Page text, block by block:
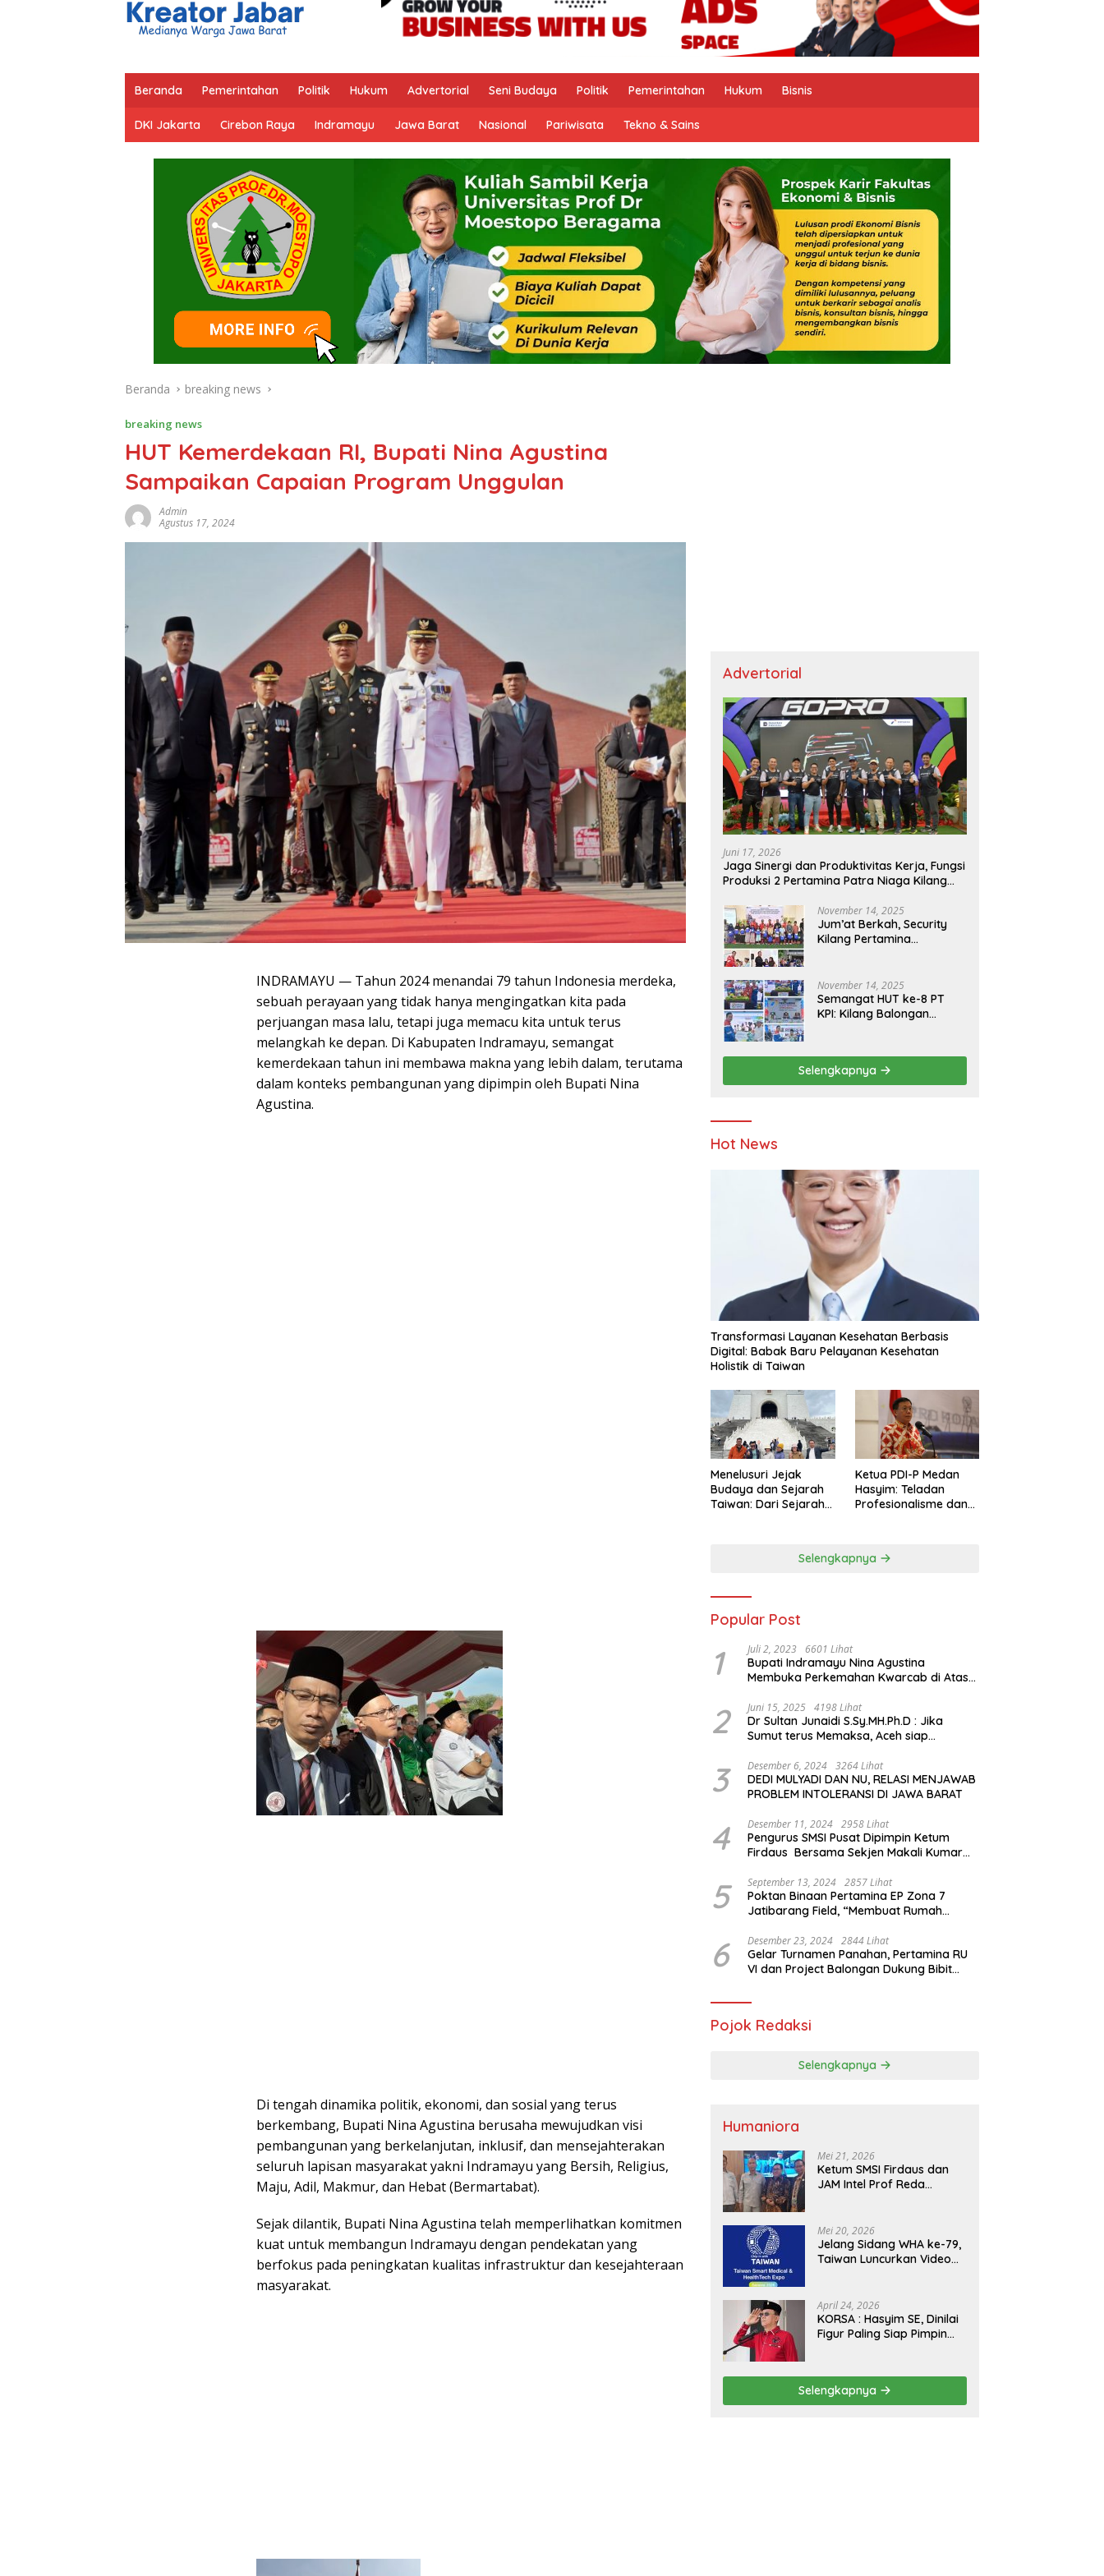
Beranda Pemerintahan Politik Hukum Advertorial Seni Budaya Politik Pemerintahan Hukum Bisnis
DKI Jakarta Cirebon Raya Indramayu Jawa Barat Nasional Pariwisata Tekno & Sains
Beranda breaking news
breaking news
HUT Kemerdekaan RI, Bupati Nina Agustina
Sampaikan Capaian Program Unggulan
Admin
Agustus 17, 2024
INDRAMAYU — Tahun 2024 menandai 79 tahun Indonesia merdeka,
sebuah perayaan yang tidak hanya mengingatkan kita pada
perjuangan masa lalu, tetapi juga memacu kita untuk terus
melangkah ke depan. Di Kabupaten Indramayu, semangat
kemerdekaan tahun ini membawa makna yang lebih dalam, terutama
dalam konteks pembangunan yang dipimpin oleh Bupati Nina
Agustina.
Di tengah dinamika politik, ekonomi, dan sosial yang terus
berkembang, Bupati Nina Agustina berusaha mewujudkan visi
pembangunan yang berkelanjutan, inklusif, dan mensejahterakan
seluruh lapisan masyarakat yakni Indramayu yang Bersih, Religius,
Maju, Adil, Makmur, dan Hebat (Bermartabat).
Sejak dilantik, Bupati Nina Agustina telah memperlihatkan komitmen
kuat untuk membangun Indramayu dengan pendekatan yang
berfokus pada peningkatan kualitas infrastruktur dan kesejahteraan
masyarakat.
Advertorial
Juni 17, 2026
Jaga Sinergi dan Produktivitas Kerja, Fungsi
Produksi 2 Pertamina Patra Niaga Kilang
November 14, 2025
Jum’at Berkah, Security
Kilang Pertamina
November 14, 2025
Semangat HUT ke-8 PT
KPI: Kilang Balongan
Berbagi Bersama
Penyandang Disabilitas
dan Yayasan Pendidikan
Selengkapnya
Hot News
Transformasi Layanan Kesehatan Berbasis
Digital: Babak Baru Pelayanan Kesehatan
Holistik di Taiwan
Menelusuri Jejak
Budaya dan Sejarah
Taiwan: Dari Sejarah
Sejarah Chiang Kai-
Ketua PDI-P Medan
Hasyim: Teladan
Profesionalisme dan
Selengkapnya
Popular Post
1 Juli 2, 2023 6601 Lihat
Bupati Indramayu Nina Agustina
Membuka Perkemahan Kwarcab di Atas
2 Juni 15, 2025 4198 Lihat
Dr Sultan Junaidi S.Sy.MH.Ph.D : Jika
Sumut terus Memaksa, Aceh siap
Internasional
3 Desember 6, 2024 3264 Lihat
DEDI MULYADI DAN NU, RELASI MENJAWAB
PROBLEM INTOLERANSI DI JAWA BARAT
4 Desember 11, 2024 2958 Lihat
Pengurus SMSI Pusat Dipimpin Ketum
Firdaus Bersama Sekjen Makali Kumar
Yusuf
5 September 13, 2024 2857 Lihat
Poktan Binaan Pertamina EP Zona 7
Jatibarang Field, “Membuat Rumah
Tikus
6 Desember 23, 2024 2844 Lihat
Gelar Turnamen Panahan, Pertamina RU
VI dan Project Balongan Dukung Bibit
Pojok Redaksi
Selengkapnya
Humaniora
Mei 21, 2026
Ketum SMSI Firdaus dan
JAM Intel Prof Reda
SMSI Sukseskan Jaga
Desa dan Jaga Dapur
MBG, Perkuat Pengawasan
Mei 20, 2026
Jelang Sidang WHA ke-79,
Taiwan Luncurkan Video
Inovasi Kesehatan Global
April 24, 2026
KORSA : Hasyim SE, Dinilai
Figur Paling Siap Pimpin
Selengkapnya